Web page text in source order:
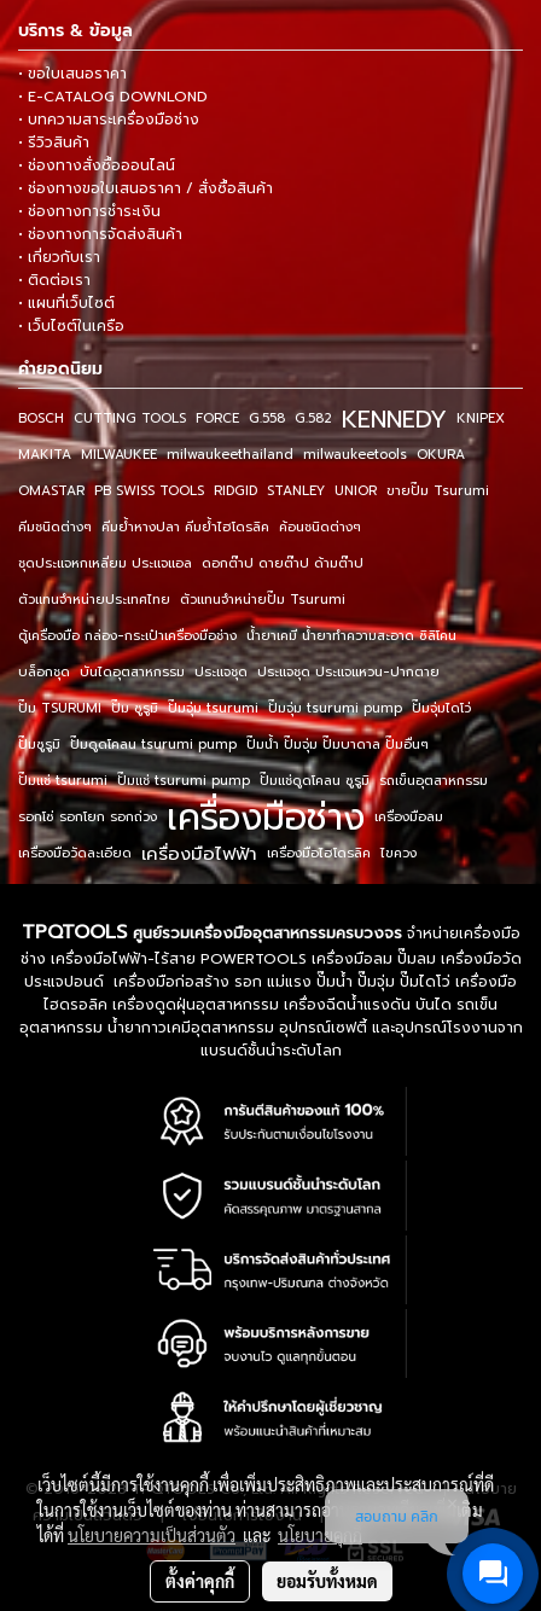
บริการ & ข้อมูล
• ขอใบเสนอราคา
• E-CATALOG DOWNLOND
• บทความสาระเครื่องมือช่าง
• รีวิวสินค้า
• ช่องทางสั่งซื้อออนไลน์
• ช่องทางขอใบเสนอราคา / สั่งซื้อสินค้า
• ช่องทางการชำระเงิน
• ช่องทางการจัดส่งสินค้า
• เกี่ยวกับเรา
• ติดต่อเรา
• แผนที่เว็บไซต์
• เว็บไซต์ในเครือ
คำยอดนิยม
BOSCH CUTTING TOOLS FORCE G.558 G.582 KENNEDY KNIPEX
MAKITA MILWAUKEE milwaukeethailand milwaukeetools OKURA
OMASTAR PB SWISS TOOLS RIDGID STANLEY UNIOR ขายปั๊ม Tsurumi
คีมชนิดต่างๆ คีมย้ำหางปลา คีมย้ำไฮโดรลิค ค้อนชนิดต่างๆ
ชุดประแจหกเหลี่ยม ประแจแอล ดอกต๊าป ดายต๊าป ด้ามต๊าป
ตัวแทนจำหน่ายประเทศไทย ตัวแทนจำหน่ายปั๊ม Tsurumi
ตู้เครื่องมือ กล่อง-กระเป๋าเครื่องมือช่าง น้ำยาเคมี น้ำยาทำความสะอาด ซิลิโคน
บล็อกชุด บันไดอุตสาหกรรม ประแจชุด ประแจชุด ประแจแหวน-ปากตาย
ปั๊ม TSURUMI ปั๊ม ซูรูมิ ปั๊มจุ่ม tsurumi ปั๊มจุ่ม tsurumi pump ปั๊มจุ่มไดโว่
ปั๊มซูรูมิ ปั๊มดูดโคลน tsurumi pump ปั๊มน้ำ ปั๊มจุ่ม ปั๊มบาดาล ปั๊มอื่นๆ
ปั๊มแช่ tsurumi ปั๊มแช่ tsurumi pump ปั๊มแช่ดูดโคลน ซูรูมิ รถเข็นอุตสาหกรรม
รอกโซ่ รอกโยก รอกถ่วง เครื่องมือช่าง เครื่องมือลม
เครื่องมือวัดละเอียด เครื่องมือไฟฟ้า เครื่องมือไฮโดรลิค ไขควง
TPQTOOLS ศูนย์รวมเครื่องมืออุตสาหกรรมครบวงจรจำหน่ายเครื่องมือ
ช่าง เครื่องมือไฟฟ้า-ไร้สาย POWERTOOLS เครื่องมือลม ปั๊มลม เครื่องมือวัด
ประแจปอนด์ เครื่องมือก่อสร้าง รอก แม่แรง ปั๊มน้ำ ปั๊มจุ่ม ปั๊มไดโว่ เครื่องมือ
ไฮดรอลิค เครื่องดูดฝุ่นอุตสาหกรรม เครื่องฉีดน้ำแรงดัน บันได รถเข็น
อุตสาหกรรม น้ำยากาวเคมีอุตสาหกรรม อุปกรณ์เซฟตี้ และอุปกรณ์โรงงานจาก
แบรนด์ชั้นนำระดับโลก
© 2016-2028 TPQTOOLS Co., Ltd. All Rights Reserved.|นโยบาย
ความเป็นส่วนตัว|เงื่อนไขการใช้งาน| แผนที่สินค้า
เว็บไซต์นี้มีการใช้งานคุกกี้ เพื่อเพิ่มประสิทธิภาพและประสบการณ์ที่ดี
ในการใช้งานเว็บไซต์ของท่าน ท่านสามารถอ่านรายละเอียดเพิ่มเติม
ได้ที่นโยบายความเป็นส่วนตัว และ นโยบายคุกกี้
ตั้งค่าคุกกี้ ยอมรับทั้งหมด
สอบถาม คลิก